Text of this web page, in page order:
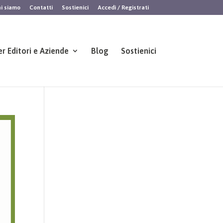
siamo Contatti Sostienici Accedi / Registrati
Editori e Aziende Blog Sostienici